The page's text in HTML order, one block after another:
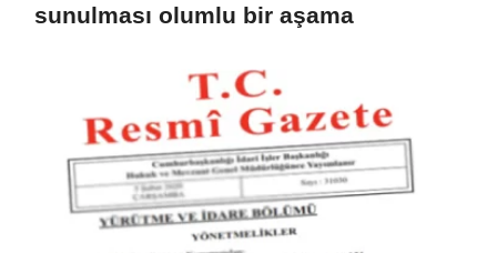
sunulması olumlu bir aşama